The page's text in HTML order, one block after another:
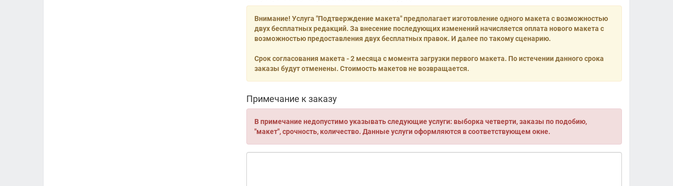
Внимание! Услуга "Подтверждение макета" предполагает изготовление одного макета с возможностью
двух бесплатных редакций. За внесение последующих изменений начисляется оплата нового макета с
возможностью предоставления двух бесплатных правок. И далее по такому сценарию.
Срок согласования макета - 2 месяца с момента загрузки первого макета. По истечении данного срока
заказы будут отменены. Стоимость макетов не возвращается.
Примечание к заказу
В примечание недопустимо указывать следующие услуги: выборка четверти, заказы по подобию,
"макет", срочность, количество. Данные услуги оформляются в соответствующем окне.